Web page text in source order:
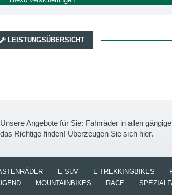
LEISTUNGSÜBERSICHT
Unsere Angebote für Sie: Fahrräder in allen
das Richtige finden! Überzeugen Sie sich hier.
E-SUV E-TREKKINGBIKES
MOUNTAINBIKES RACE